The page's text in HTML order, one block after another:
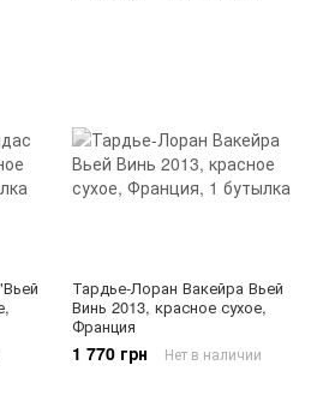
Тардье-Лоран Вакейра Вьей
Винь 2013, красное сухое,
Франция
1 770 грн Нет в наличии